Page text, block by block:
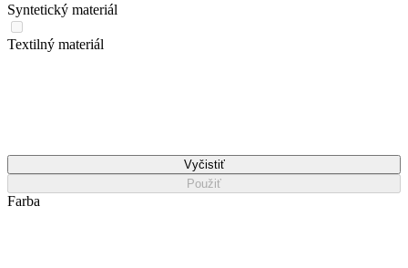
Syntetický materiál
Textilný materiál
Vyčistiť
Použiť
Farba